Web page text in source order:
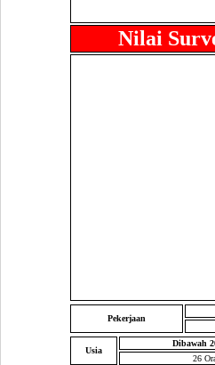
Nilai
Pekerjaan
Usia
Dibawah
26